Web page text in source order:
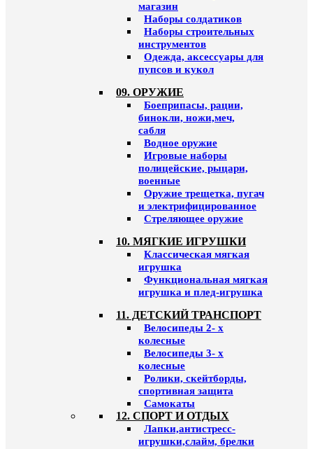
магазин
Наборы солдатиков
Наборы строительных
инструментов
Одежда, аксессуары для
пупсов и кукол
09. ОРУЖИЕ
Боеприпасы, рации,
бинокли, ножи,меч,
сабля
Водное оружие
Игровые наборы
полицейские, рыцари,
военные
Оружие трещетка, пугач
и электрифицированное
Стреляющее оружие
10. МЯГКИЕ ИГРУШКИ
Классическая мягкая
игрушка
Функциональная мягкая
игрушка и плед-игрушка
11. ДЕТСКИЙ ТРАНСПОРТ
Велосипеды 2- х
колесные
Велосипеды 3- х
колесные
Ролики, скейтборды,
спортивная защита
Самокаты
12. СПОРТ И ОТДЫХ
Лапки,антистресс-
игрушки,слайм, брелки